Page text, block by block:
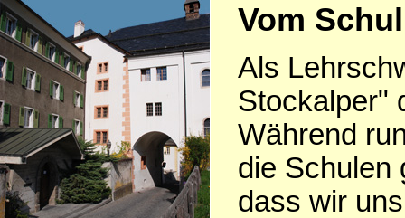
Vom
Als
Stockalper"
Während
die Schulen
dass wir